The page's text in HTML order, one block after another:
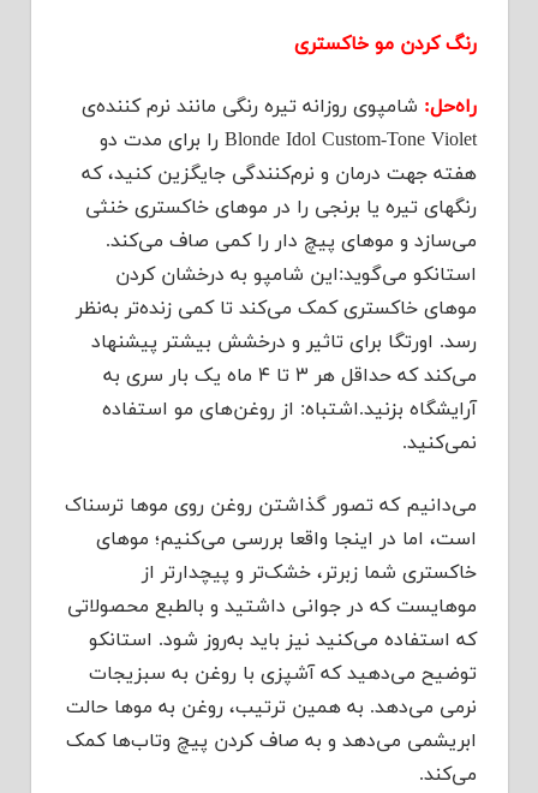
رنگ کردن مو خاکستری
راه‌حل: شامپوی روزانه تیره رنگی مانند نرم کننده‌ی
‌Blonde Idol Custom-Tone Violet را برای مدت دو
هفته جهت درمان و نرم‌کنندگی جایگزین کنید، که
رنگهای تیره یا برنجی را در موهای خاکستری خنثی
می‌سازد و موهای پیچ دار را کمی صاف می‌کند.
استانکو می‌گوید:این شامپو به درخشان کردن
موهای خاکستری کمک می‌کند تا کمی زنده‌تر به‌نظر
رسد. اورتگا برای تاثیر و درخشش بیشتر پیشنهاد
می‌کند که حداقل هر ۳ تا ۴ ماه یک بار سری به
آرایشگاه بزنید.اشتباه: از روغن‌های مو استفاده
نمی‌کنید.
می‌دانیم که تصور گذاشتن روغن روی موها ترسناک
است، اما در اینجا واقعا بررسی می‌کنیم؛ موهای
خاکستری شما زبرتر، خشک‌تر و پیچدارتر از
موهایست که در جوانی داشتید و بالطبع محصولاتی
که استفاده می‌کنید نیز باید به‌روز شود. استانکو
توضیح می‌دهید که آشپزی با روغن به سبزیجات
نرمی می‌دهد. به همین ترتیب، روغن به موها حالت
ابریشمی می‌دهد و به صاف کردن پیچ وتاب‌ها کمک
می‌کند.